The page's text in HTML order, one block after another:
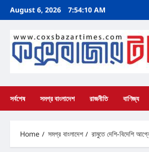
SkipAugust 6, 2026 7:54:11 AM
সর্বশেষ সমগ্র বাংলাদেশ রাজনীতি বাণিজ্য
Home সমগ্র বাংলাদেশ রামুতে দেশি-বিদেশি